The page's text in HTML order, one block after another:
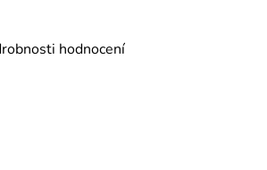
hodnocení